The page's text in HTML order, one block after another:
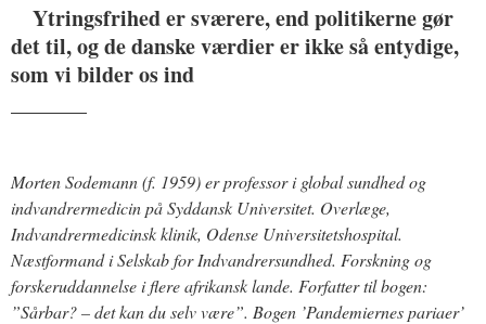
Ytringsfrihed er sværere, end politikerne gør
det til, og de danske værdier er ikke så entydige,
som vi bilder os ind
Morten Sodemann (f. 1959) er professor i global sundhed og
indvandrermedicin på Syddansk Universitet. Overlæge,
Indvandrermedicinsk klinik, Odense Universitetshospital.
Næstformand i Selskab for Indvandrersundhed. Forskning og
forskeruddannelse i flere afrikansk lande. Forfatter til bogen:
”Sårbar? – det kan du selv være”. Bogen ’Pandemiernes pariaer’